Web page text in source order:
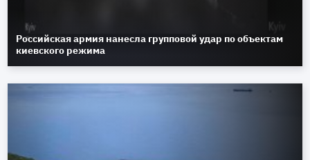
Российская армия нанесла групповой удар по объектам
киевского режима